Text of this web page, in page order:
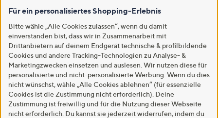
Für ein personalisiertes Shopping-Erlebnis
Bitte wähle „Alle Cookies zulassen“, wenn du damit
einverstanden bist, dass wir in Zusammenarbeit mit
Drittanbietern auf deinem Endgerät technische & profilbildende
Cookies und andere Tracking-Technologien zu Analyse- &
Marketingzwecken einsetzen und auslesen. Wir nutzen diese für
personalisierte und nicht-personalisierte Werbung. Wenn du dies
nicht wünschst, wähle „Alle Cookies ablehnen“ (für essenzielle
Cookies ist die Zustimmung nicht erforderlich). Deine
Zustimmung ist freiwillig und für die Nutzung dieser Webseite
nicht erforderlich. Du kannst sie jederzeit widerrufen, indem du